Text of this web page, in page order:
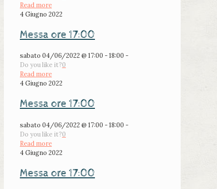
Read more
4 Giugno 2022
Messa ore 17:00
sabato 04/06/2022 @ 17:00 - 18:00 -
Do you like it?0
Read more
4 Giugno 2022
Messa ore 17:00
sabato 04/06/2022 @ 17:00 - 18:00 -
Do you like it?0
Read more
4 Giugno 2022
Messa ore 17:00